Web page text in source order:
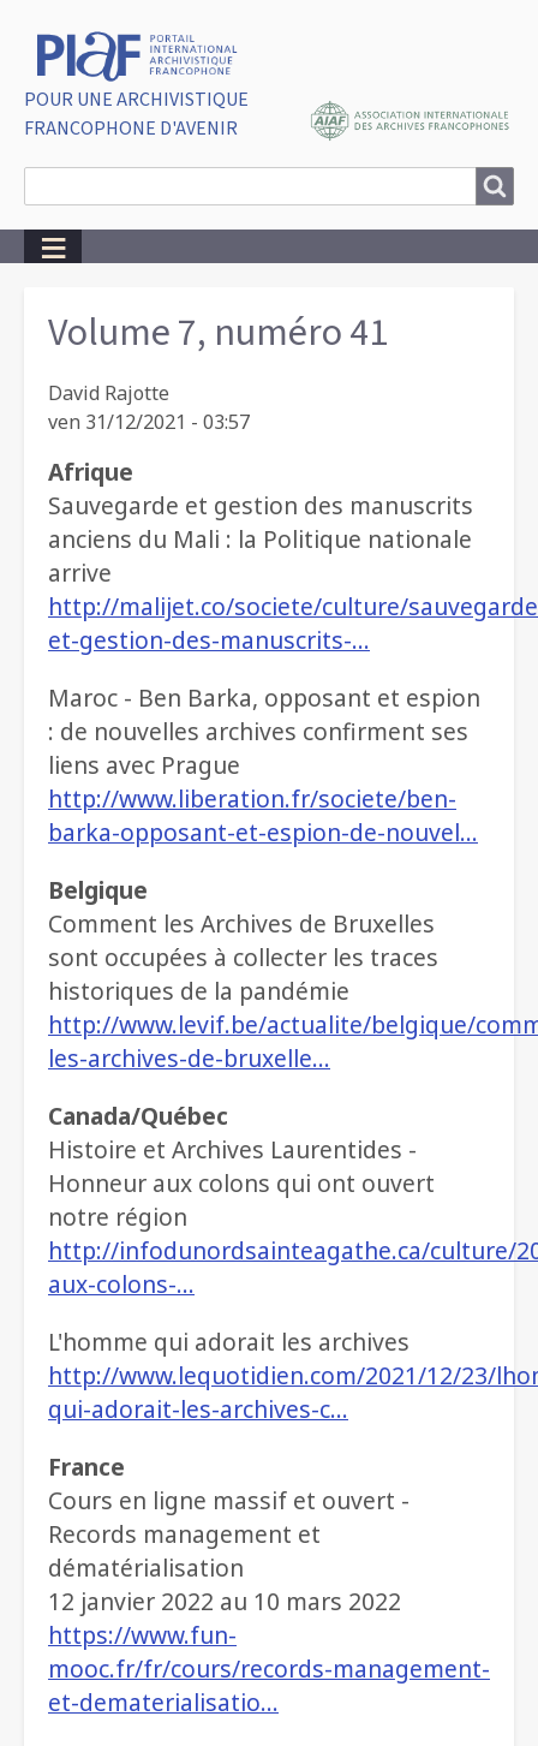
POUR UNE ARCHIVISTIQUE
FRANCOPHONE D'AVENIR
Volume 7, numéro 41
David Rajotte
ven 31/12/2021 - 03:57
Afrique
Sauvegarde et gestion des manuscrits
anciens du Mali : la Politique nationale
arrive
http://malijet.co/societe/culture/
et-gestion-des-manuscrits-…
Maroc - Ben Barka, opposant et espion
: de nouvelles archives confirment ses
liens avec Prague
http://www.liberation.fr/societe/ben-
barka-opposant-et-espion-de-nouvel…
Belgique
Comment les Archives de Bruxelles
sont occupées à collecter les traces
historiques de la pandémie
http://www.levif.be/actualite/belgique/
les-archives-de-bruxelle…
Canada/Québec
Histoire et Archives Laurentides -
Honneur aux colons qui ont ouvert
notre région
http://infodunordsainteagathe.ca/culture/
aux-colons-…
L'homme qui adorait les archives
http://www.lequotidien.com/2021/12/23/
qui-adorait-les-archives-c…
France
Cours en ligne massif et ouvert -
Records management et
dématérialisation
12 janvier 2022 au 10 mars 2022
https://www.fun-
mooc.fr/fr/cours/records-management-
et-dematerialisatio…